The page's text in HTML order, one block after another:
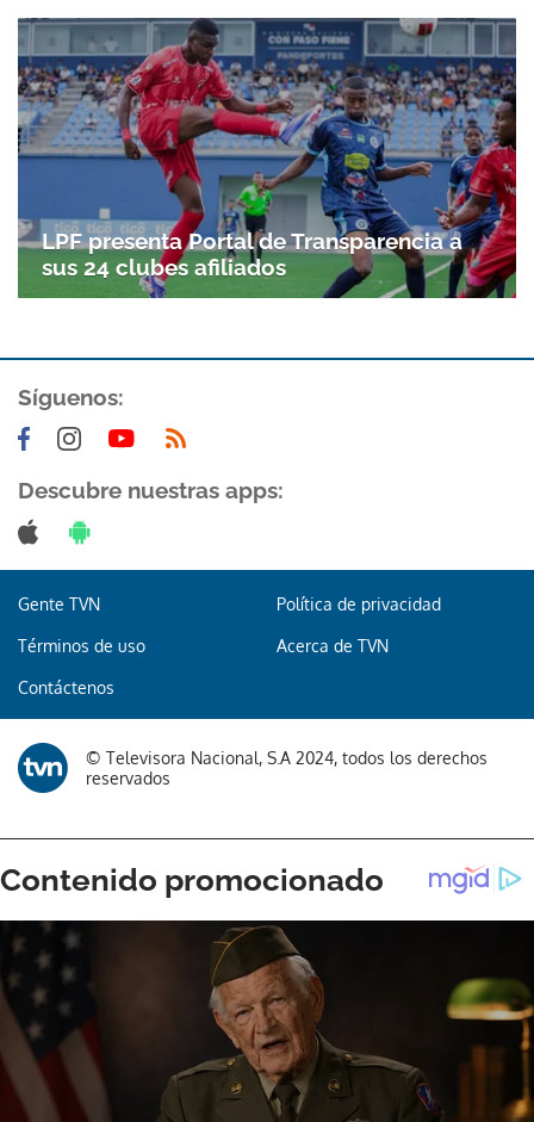
Gracias por suscribirte a nuestro boletín.
ACEPTAR
LPF presenta Portal de Transparencia a
sus 24 clubes afiliados
Síguenos:
Descubre nuestras apps:
Gente TVN Política de privacidad
Términos de uso Acerca de TVN
Contáctenos
© Televisora Nacional, S.A 2024, todos los derechos
reservados